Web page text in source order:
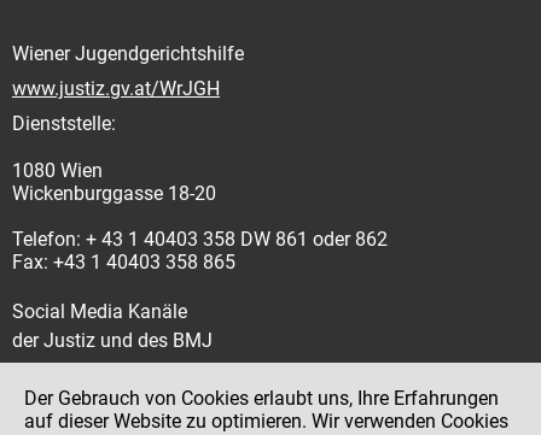
Wiener Jugendgerichtshilfe
www.justiz.gv.at/WrJGH
Dienststelle:
1080 Wien
Wickenburggasse 18-20
Telefon: + 43 1 40403 358 DW 861 oder 862
Fax: +43 1 40403 358 865
Social Media Kanäle
der Justiz und des BMJ
Der Gebrauch von Cookies erlaubt uns, Ihre Erfahrungen
auf dieser Website zu optimieren. Wir verwenden Cookies